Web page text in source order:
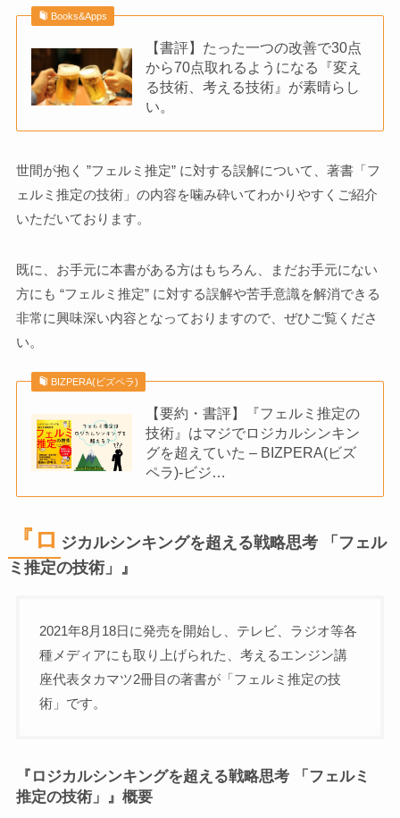
Books&Apps
【書評】たった一つの改善で30点
から70点取れるようになる『変え
る技術、考える技術』が素晴らし
い。
世間が抱く ”フェルミ推定” に対する誤解について、著書「フ
ェルミ推定の技術」の内容を噛み砕いてわかりやすくご紹介
いただいております。
既に、お手元に本書がある方はもちろん、まだお手元にない
方にも “フェルミ推定” に対する誤解や苦手意識を解消できる
非常に興味深い内容となっておりますので、ぜひご覧くださ
い。
BIZPERA(ビズペラ)
【要約・書評】『フェルミ推定の
技術』はマジでロジカルシンキン
グを超えていた – BIZPERA(ビズ
ペラ)-ビジ…
『ロ ジカルシンキングを超える戦略思考 「フェル
ミ推定の技術」』
2021年8月18日に発売を開始し、テレビ、ラジオ等各
種メディアにも取り上げられた、考えるエンジン講
座代表タカマツ2冊目の著書が「フェルミ推定の技
術」です。
『ロジカルシンキングを超える戦略思考 「フェルミ
推定の技術」』概要